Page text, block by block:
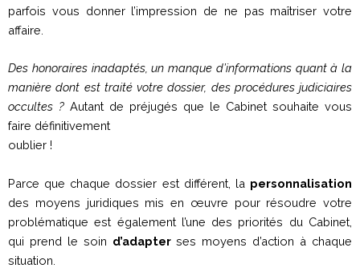
parfois vous donner l’impression de ne pas maîtriser votre
affaire.
Des honoraires inadaptés, un manque d’informations quant à la
manière dont est traité votre dossier, des procédures judiciaires
occultes ? Autant de préjugés que le Cabinet souhaite vous
faire définitivement
oublier !
Parce que chaque dossier est différent, la personnalisation
des moyens juridiques mis en œuvre pour résoudre votre
problématique est également l’une des priorités du Cabinet,
qui prend le soin d’adapterses moyens d’action à chaque
situation.